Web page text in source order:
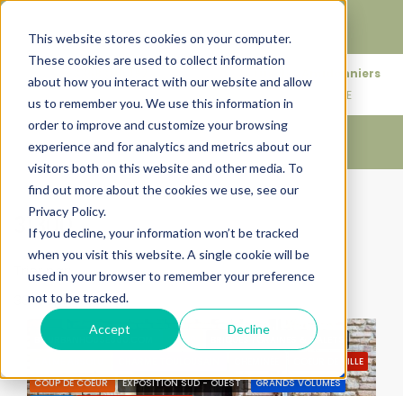
This website stores cookies on your computer.
These cookies are used to collect information
about how you interact with our website and allow
us to remember you. We use this information in
order to improve and customize your browsing
experience and for analytics and metrics about our
visitors both on this website and other media. To
find out more about the cookies we use, see our
Privacy Policy.
If you decline, your information won’t be tracked
when you visit this website. A single cookie will be
used in your browser to remember your preference
not to be tracked.
Accept Decline
patrimoine.
76 rue des Amidonniers
31000 TOULOUSE
Accueil 31300
31300
33 Propriétés
Trier par: Ordre par défaut
BY URBANHOUSE360.COM 31300
BRIQUES FORAINES & GALETS
COEUR DE VILLE
COUP DE COEUR
EXPOSITION SUD - OUEST
GRANDS VOLUMES